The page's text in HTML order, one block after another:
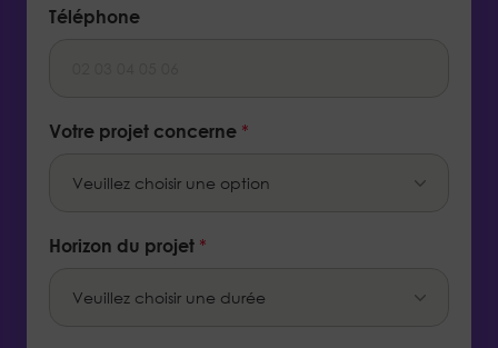
Téléphone
Votre projet concerne *
Horizon du projet *